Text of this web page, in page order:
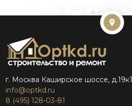
г. Москва Каширское шоссе, д.19к1
info@optkd.ru
8 (495) 128-03-81